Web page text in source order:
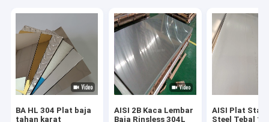
BA HL 304 Plat baja
tahan karat
AISI 2B Kaca Lembar
Baja Rinsless 304L
AISI Plat
Steel Tebal